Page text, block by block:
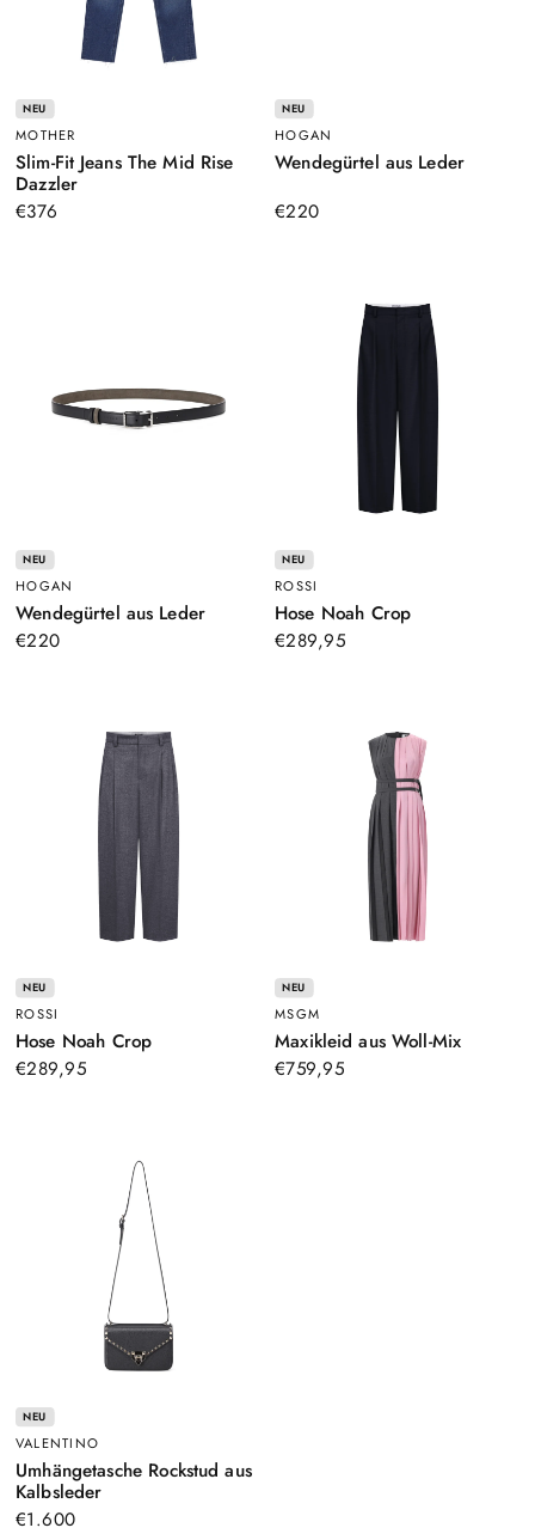
NEU
MOTHER
Slim-Fit Jeans The Mid Rise
Dazzler–
€376
NEU
HOGAN
Wendegürtel aus Leder–
€220
NEU
HOGAN
Wendegürtel aus Leder–
Graugrün
€220
NEU
ROSSI
Hose Noah Crop–
€289,95
NEU
ROSSI
Hose Noah Crop–
€289,95
NEU
MSGM
Maxikleid aus Woll-Mix–
€759,95
NEU
VALENTINO
Umhängetasche Rockstud aus
Kalbsleder–
€1.600